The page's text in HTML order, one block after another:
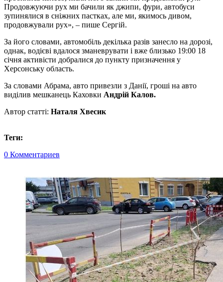
Продовжуючи рух ми бачили як джипи, фури, автобуси
зупинялися в сніжних пастках, але ми, якимось дивом,
продовжували рух», – пише Сергій.
За його словами, автомобіль декілька разів занесло на дорозі,
однак, водієві вдалося зманеврувати і вже близько 19:00 18
січня активісти добралися до пункту призначення у
Херсонську область.
За словами Абрама, авто привезли з Данії, гроші на авто
виділив мешканець Каховки Андрій Калов.
Автор статті: Наталя Хвесик
Теги:
0 Комментариев